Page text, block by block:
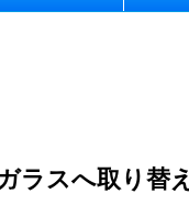
ラスへ取り替え